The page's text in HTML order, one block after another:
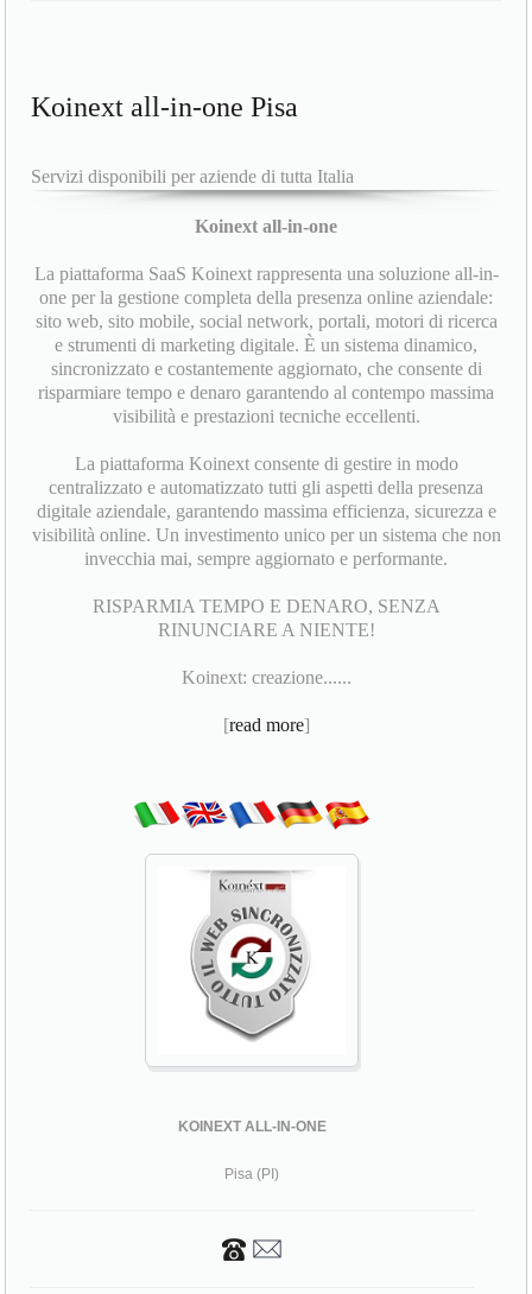
Koinext all-in-one Pisa
Servizi disponibili per aziende di tutta Italia
Koinext all-in-one
La piattaforma SaaS Koinext rappresenta una soluzione all-in-
one per la gestione completa della presenza online aziendale:
sito web, sito mobile, social network, portali, motori di ricerca
e strumenti di marketing digitale. È un sistema dinamico,
sincronizzato e costantemente aggiornato, che consente di
risparmiare tempo e denaro garantendo al contempo massima
visibilità e prestazioni tecniche eccellenti.
La piattaforma Koinext consente di gestire in modo
centralizzato e automatizzato tutti gli aspetti della presenza
digitale aziendale, garantendo massima efficienza, sicurezza e
visibilità online. Un investimento unico per un sistema che non
invecchia mai, sempre aggiornato e performante.
RISPARMIA TEMPO E DENARO, SENZA
RINUNCIARE A NIENTE!
Koinext: creazione......
[read more]
KOINEXT ALL-IN-ONE
Pisa (PI)